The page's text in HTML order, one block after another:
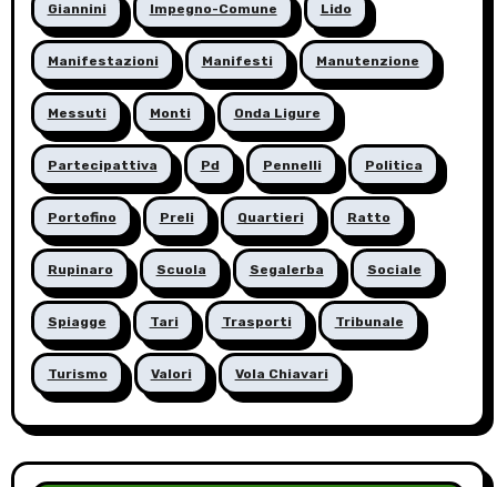
Giannini Impegno-Comune Lido
Manifestazioni Manifesti Manutenzione
Messuti Monti Onda Ligure
Partecipattiva Pd Pennelli Politica
Portofino Preli Quartieri Ratto
Rupinaro Scuola Segalerba Sociale
Spiagge Tari Trasporti Tribunale
Turismo Valori Vola Chiavari